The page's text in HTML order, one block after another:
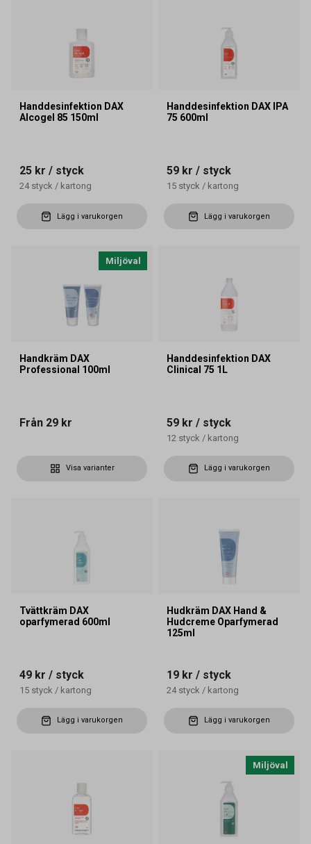
Handdesinfektion DAX
Alcogel 85 150ml
25 kr / styck
24 styck / kartong
Lägg i varukorgen
Handdesinfektion DAX IPA
75 600ml
59 kr / styck
15 styck / kartong
Lägg i varukorgen
Miljöval
Handkräm DAX
Professional 100ml
Från 29 kr
Visa varianter
Handdesinfektion DAX
Clinical 75 1L
59 kr / styck
12 styck / kartong
Lägg i varukorgen
Tvättkräm DAX
oparfymerad 600ml
49 kr / styck
15 styck / kartong
Lägg i varukorgen
Hudkräm DAX Hand &
Hudcreme Oparfymerad
125ml
19 kr / styck
24 styck / kartong
Lägg i varukorgen
Miljöval